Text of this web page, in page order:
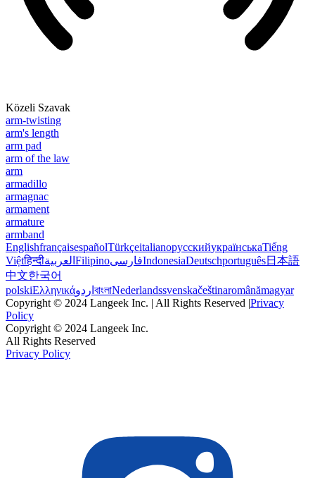
Közeli Szavak
arm-twisting
arm's length
arm pad
arm of the law
arm
armadillo
armagnac
armament
armature
armband
EnglishfrançaisespañolTürkçeitalianoрусскийукраїнськаTiếng
Việtहिन्दीالعربية FilipinoفارسیIndonesiaDeutschportuguês日本語
中文한국어
polskiΕλληνικάاردو বাংলাNederlandssvenskačeštinaromânămagyar
Copyright © 2024 Langeek Inc. | All Rights Reserved |Privacy
Policy
Copyright © 2024 Langeek Inc.
All Rights Reserved
Privacy Policy